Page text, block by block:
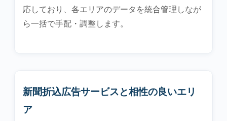
応しており、各エリアのデータを統合管理しなが
ら一括で手配・調整します。
新聞折込広告サービスと相性の良いエリ
ア